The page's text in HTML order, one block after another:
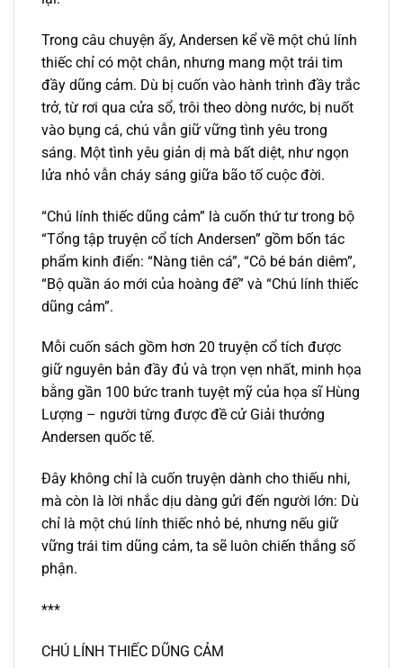
Trong câu chuyện ấy, Andersen kể về một chú lính
thiếc chỉ có một chân, nhưng mang một trái tim
đầy dũng cảm. Dù bị cuốn vào hành trình đầy trắc
trở, từ rơi qua cửa sổ, trôi theo dòng nước, bị nuốt
vào bụng cá, chú vẫn giữ vững tình yêu trong
sáng. Một tình yêu giản dị mà bất diệt, như ngọn
lửa nhỏ vẫn cháy sáng giữa bão tố cuộc đời.
“Chú lính thiếc dũng cảm” là cuốn thứ tư trong bộ
“Tổng tập truyện cổ tích Andersen” gồm bốn tác
phẩm kinh điển: “Nàng tiên cá”, “Cô bé bán diêm”,
“Bộ quần áo mới của hoàng đế” và “Chú lính thiếc
dũng cảm”.
Mỗi cuốn sách gồm hơn 20 truyện cổ tích được
giữ nguyên bản đầy đủ và trọn vẹn nhất, minh họa
bằng gần 100 bức tranh tuyệt mỹ của họa sĩ Hùng
Lượng – người từng được đề cử Giải thưởng
Andersen quốc tế.
Đây không chỉ là cuốn truyện dành cho thiếu nhi,
mà còn là lời nhắc dịu dàng gửi đến người lớn: Dù
chỉ là một chú lính thiếc nhỏ bé, nhưng nếu giữ
vững trái tim dũng cảm, ta sẽ luôn chiến thắng số
phận.
***
CHÚ LÍNH THIẾC DŨNG CẢM